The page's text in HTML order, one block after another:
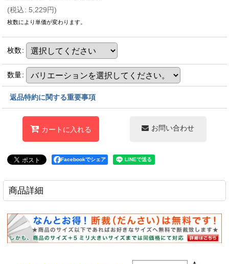
(税込: 5,229円)
枚数により単価が変わります。
枚数:
数量:
返品特約に関する重要事項
カートに入れる お問い合わせ
Facebookでシェア
商品詳細